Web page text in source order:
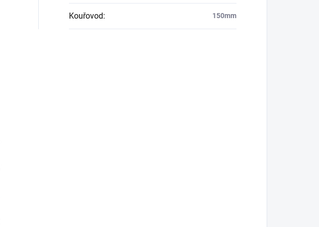
Kouřovod: 150mm